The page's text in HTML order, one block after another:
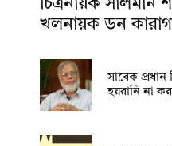
চিত্রনায়ক সালমান
খলনায়ক ডন
সাবেক
হয়রানি না